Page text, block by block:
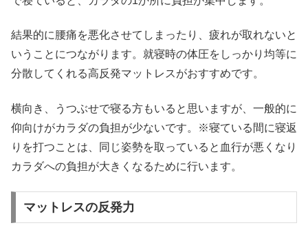
結果的に腰痛を悪化させてしまったり、疲れが取れないと
いうことにつながります。就寝時の体圧をしっかり均等に
分散してくれる高反発マットレスがおすすめです。
横向き、うつぶせで寝る方もいると思いますが、一般的に
仰向けがカラダの負担が少ないです。※寝ている間に寝返
りを打つことは、同じ姿勢を取っていると血行が悪くなり
カラダへの負担が大きくなるために行います。
マットレスの反発力